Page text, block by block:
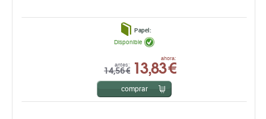
Papel:
antes:
14,56 €
ahora:
13,83 €
Disponible
comprar